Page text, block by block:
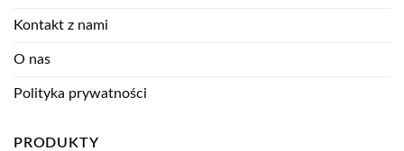
Kontakt z nami
O nas
Polityka prywatności
PRODUKTY